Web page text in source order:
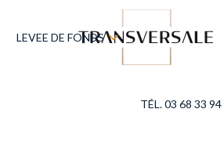
LEVEE DE FONDS
TÉL. 03 68 33 94